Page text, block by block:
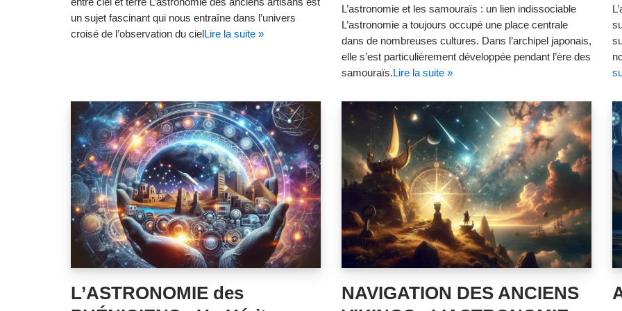
un sujet fascinant qui nous entraîne dans l’univers
croisé de l’observation du cielLire la suite »
L’astronomie et les samouraïs : un lien indissociable
L’astronomie a toujours occupé une place centrale
dans de nombreuses cultures. Dans l’archipel japonais,
elle s’est particulièrement développée pendant l’ère des
samouraïs.Lire la suite »
L’ASTRONOMIE des
NAVIGATION DES ANCIENS